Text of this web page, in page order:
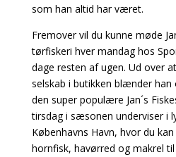
som han altid har været.
Fremover vil du kunne møde
tørfiskeri hver mandag hos
dage resten af ugen. Ud over
selskab i butikken blænder
den super populære Jan´s
tirsdag i sæsonen underviser i
Københavns Havn, hvor du
hornfisk, havørred og makrel